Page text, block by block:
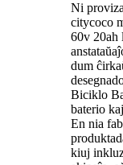
Ni
citycoco
60v 20ah
dum
Biciklo
baterio
En nia
kiuj